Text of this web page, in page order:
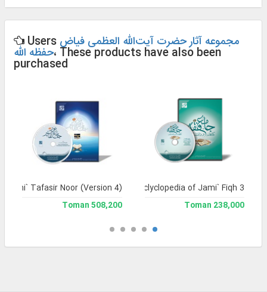
Users مجموعه آثار حضرت آیت‌الله العظمی فیاض
حفظه الله، These products have also been
purchased
Library and Enclyclopedia of Jami` Fiqh 3
238,000 Toman
Jami` Tafasir Noor (Version 4)
508,200 Toman